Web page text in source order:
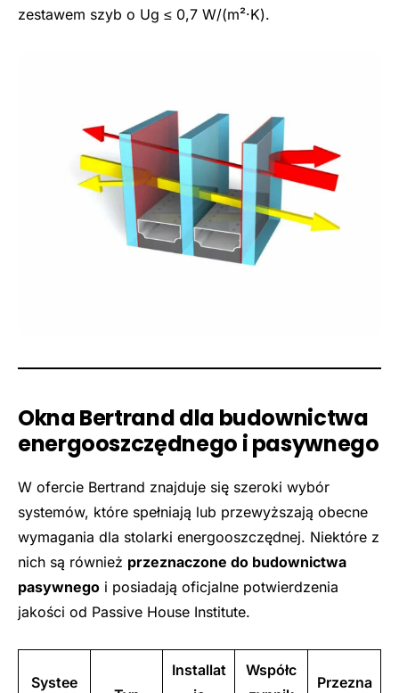
zestawem szyb o Ug ≤ 0,7 W/(m²·K).
Okna Bertrand dla budownictwa
energooszczędnego i pasywnego
W ofercie Bertrand znajduje się szeroki wybór
systemów, które spełniają lub przewyższają obecne
wymagania dla stolarki energooszczędnej. Niektóre z
nich są również przeznaczone do budownictwa
pasywnego i posiadają oficjalne potwierdzenia
jakości od Passive House Institute.
Systee
Installat
Współc
Przezna